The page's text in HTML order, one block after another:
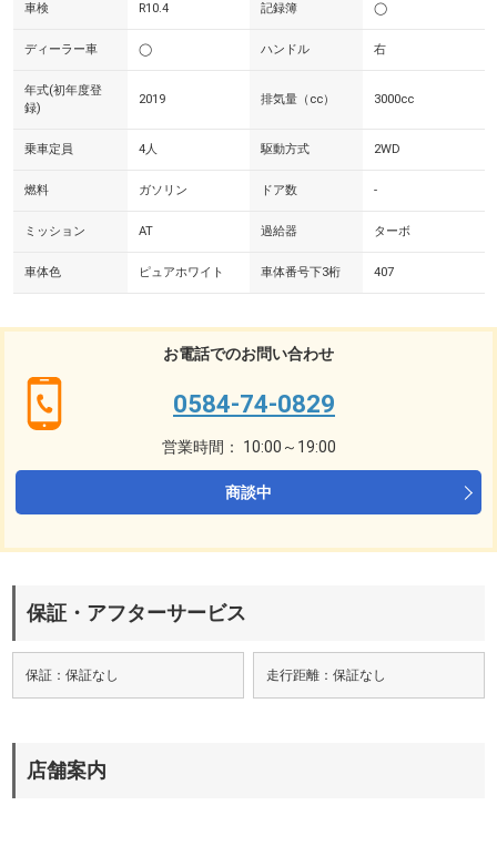
車検 R10.4 記録簿 ◯
ディーラー車 ◯ ハンドル 右
年式(初年度登
録)
2019 排気量（cc） 3000cc
乗車定員 4人 駆動方式 2WD
燃料 ガソリン ドア数 -
ミッション AT 過給器 ターボ
車体色 ピュアホワイト 車体番号下3桁 407
お電話でのお問い合わせ
0584-74-0829
営業時間： 10:00～19:00
商談中
保証・アフターサービス
保証：保証なし 走行距離：保証なし
店舗案内